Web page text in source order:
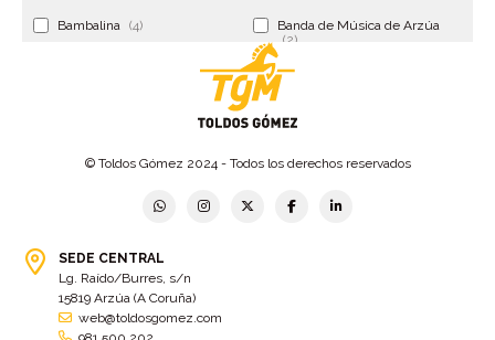
Bambalina (4)
Banda de Música de Arzúa
(2)
Banderolas
Betanzos
bolsa cac (3)
bolsa ct (3)
© Toldos Gómez 2024 - Todos los derechos reservados
SEDE CENTRAL
Lg. Raído/Burres, s/n
15819 Arzúa (A Coruña)
web@toldosgomez.com